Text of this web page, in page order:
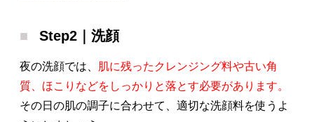
Step2｜洗顔
夜の洗顔では、 肌に残ったクレンジング料や古い角
質、ほこりなどをしっかりと落とす必要があります。
その日の肌の調子に合わせて、適切な洗顔料を使うよ